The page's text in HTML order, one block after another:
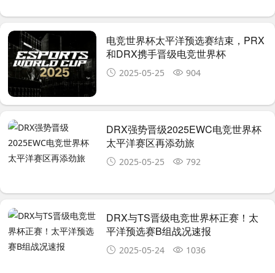
电竞世界杯太平洋预选赛结束，PRX
和DRX携手晋级电竞世界杯
2025-05-25 904
DRX强势晋级2025EWC电竞世界杯
太平洋赛区再添劲旅
2025-05-25 792
DRX与TS晋级电竞世界杯正赛！太
平洋预选赛B组战况速报
2025-05-24 1036